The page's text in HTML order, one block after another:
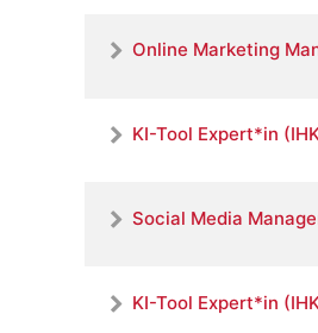
Online Marketing
KI-Tool Expert*in
Social Media
KI-Tool Expert*in